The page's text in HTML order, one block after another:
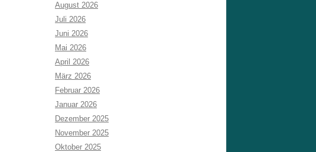
August 2026
Juli 2026
Juni 2026
Mai 2026
April 2026
März 2026
Februar 2026
Januar 2026
Dezember 2025
November 2025
Oktober 2025